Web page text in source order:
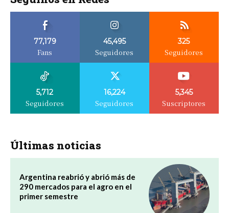
77,179
Fans
45,495
Seguidores
325
Seguidores
5,712
Seguidores
16,224
Seguidores
5,345
Suscriptores
Últimas noticias
Argentina reabrió y abrió más de
290 mercados para el agro en el
primer semestre